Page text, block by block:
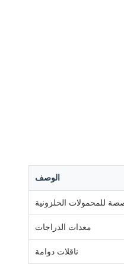
الوصف
للمحمولات الحلزونية
معدات الدراجات
ناقلات دوامة